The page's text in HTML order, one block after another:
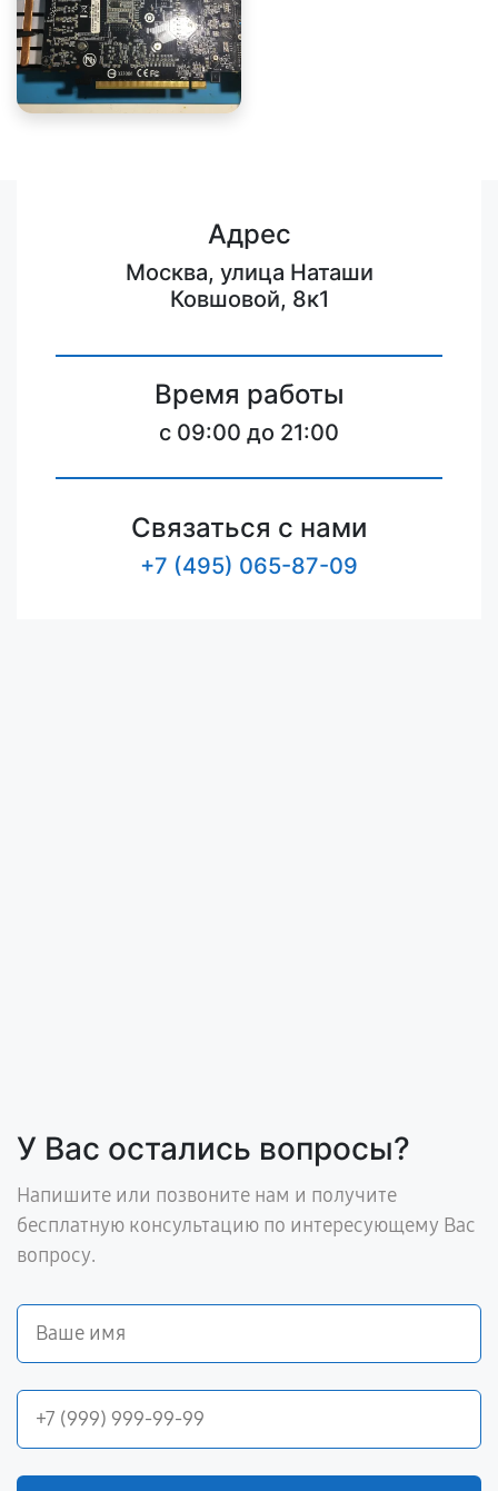
Адрес
Москва, улица Наташи
Ковшовой, 8к1
Время работы
c 09:00 до 21:00
Связаться с нами
+7 (495) 065-87-09
У Вас остались вопросы?
Напишите или позвоните нам и получите
бесплатную консультацию по интересующему Вас
вопросу.